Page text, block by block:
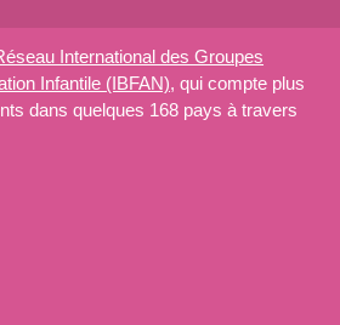
International des Groupes
Infantile (IBFAN), qui compte plus
dans quelques 168 pays à travers